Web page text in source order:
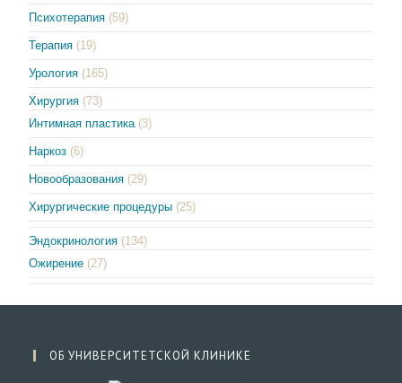
Психотерапия (59)
Терапия (19)
Урология (165)
Хирургия (73)
Интимная пластика (3)
Наркоз (6)
Новообразования (29)
Хирургические процедуры (25)
Эндокринология (134)
Ожирение (27)
ОБ УНИВЕРСИТЕТСКОЙ КЛИНИКЕ